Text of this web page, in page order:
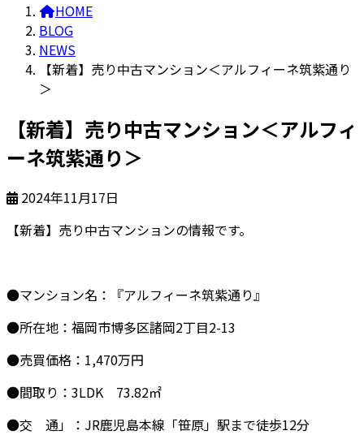
HOME
BLOG
NEWS
【新着】売り中古マンション＜アルフィーネ筑紫通り
＞
【新着】売り中古マンション＜アルフィ
ーネ筑紫通り＞
2024年11月17日
【新着】売り中古マンションの情報です。
●マンション名：『アルフィーネ筑紫通り』
●所在地：福岡市博多区諸岡2丁目2-13
●売買価格：1,470万円
●間取り：3LDK 73.82㎡
●交 通」：JR鹿児島本線「笹原」駅まで徒歩12分